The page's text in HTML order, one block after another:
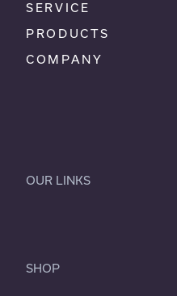
SERVICE
PRODUCTS
COMPANY
OUR LINKS
SHOP